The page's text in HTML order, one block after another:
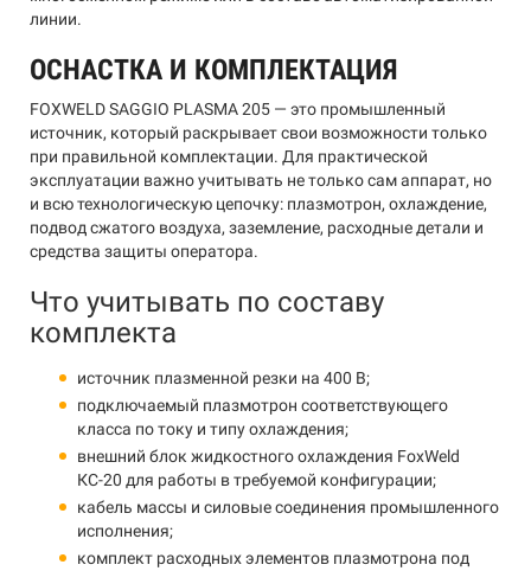
линии.
ОСНАСТКА И КОМПЛЕКТАЦИЯ
FOXWELD SAGGIO PLASMA 205 — это промышленный
источник, который раскрывает свои возможности только
при правильной комплектации. Для практической
эксплуатации важно учитывать не только сам аппарат, но
и всю технологическую цепочку: плазмотрон, охлаждение,
подвод сжатого воздуха, заземление, расходные детали и
средства защиты оператора.
Что учитывать по составу
комплекта
источник плазменной резки на 400 В;
подключаемый плазмотрон соответствующего
класса по току и типу охлаждения;
внешний блок жидкостного охлаждения FoxWeld
КС-20 для работы в требуемой конфигурации;
кабель массы и силовые соединения промышленного
исполнения;
комплект расходных элементов плазмотрона под